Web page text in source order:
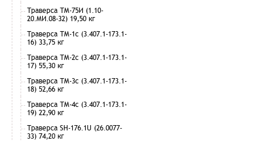
Траверса ТМ-75И (1.10-
20.МИ.08-32) 19,50 кг
Траверса ТМ-1с (3.407.1-173.1-
16) 33,75 кг
Траверса ТМ-2с (3.407.1-173.1-
17) 55,30 кг
Траверса ТМ-3с (3.407.1-173.1-
18) 52,66 кг
Траверса ТМ-4с (3.407.1-173.1-
19) 22,90 кг
Траверса SH-176.1U (26.0077-
33) 74,20 кг